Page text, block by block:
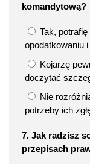
komandytową?
Tak,
opodatkowaniu
Kojarzę
doczytać
Nie
potrzeby ich
7. Jak radzisz
przepisach